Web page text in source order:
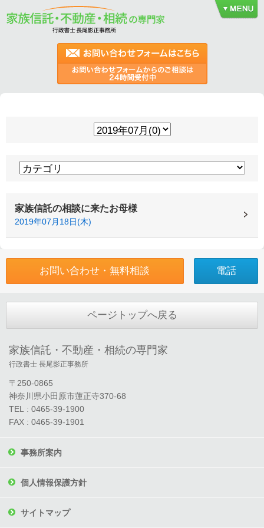
家族信託の相談に来たお母様
2019年07月18日(木)
お問い合わせ・無料相談 電話
ページトップへ戻る
家族信託・不動産・相続の専門家
行政書士 長尾影正事務所
〒250-0865
神奈川県小田原市蓮正寺370-68
TEL : 0465-39-1900
FAX : 0465-39-1901
事務所案内
個人情報保護方針
サイトマップ